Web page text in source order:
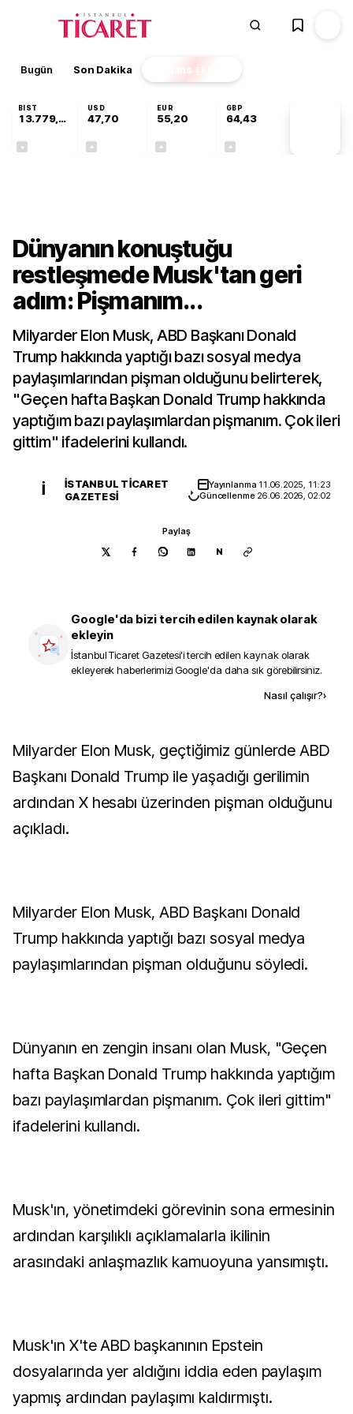
Bugün Son Dakika Finans EKSTRA
BIST
13.779,39
USD
47,70
EUR
55,20
GBP
64,43
Dünyanın konuştuğu
restleşmede Musk'tan geri
adım: Pişmanım...
Milyarder Elon Musk, ABD Başkanı Donald
Trump hakkında yaptığı bazı sosyal medya
paylaşımlarından pişman olduğunu belirterek,
"Geçen hafta Başkan Donald Trump hakkında
yaptığım bazı paylaşımlardan pişmanım. Çok ileri
gittim" ifadelerini kullandı.
İ
İSTANBUL TICARET
GAZETESI
Yayınlanma 11.06.2025, 11:23
Güncellenme 26.06.2026, 02:02
Paylaş
N
Google'da bizi tercih edilen kaynak olarak
ekleyin
İstanbul Ticaret Gazetesi'i tercih edilen kaynak olarak
ekleyerek haberlerimizi Google'da daha sık görebilirsiniz.
Nasıl çalışır?›
Milyarder Elon Musk, geçtiğimiz günlerde ABD
Başkanı Donald Trump ile yaşadığı gerilimin
ardından X hesabı üzerinden pişman olduğunu
açıkladı.
Milyarder Elon Musk, ABD Başkanı Donald
Trump hakkında yaptığı bazı sosyal medya
paylaşımlarından pişman olduğunu söyledi.
Dünyanın en zengin insanı olan Musk, "Geçen
hafta Başkan Donald Trump hakkında yaptığım
bazı paylaşımlardan pişmanım. Çok ileri gittim"
ifadelerini kullandı.
Musk'ın, yönetimdeki görevinin sona ermesinin
ardından karşılıklı açıklamalarla ikilinin
arasındaki anlaşmazlık kamuoyuna yansımıştı.
Musk'ın X'te ABD başkanının Epstein
dosyalarında yer aldığını iddia eden paylaşım
yapmış ardından paylaşımı kaldırmıştı.